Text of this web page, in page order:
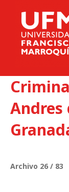
Andres
Archivo 26 / 83